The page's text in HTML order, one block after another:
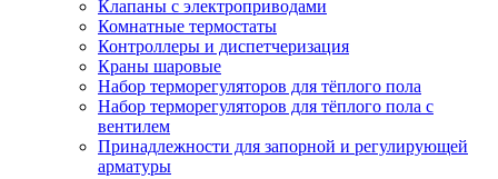
Клапаны с электроприводами
Комнатные термостаты
Контроллеры и диспетчеризация
Краны шаровые
Набор терморегуляторов для тёплого пола
Набор терморегуляторов для тёплого пола с
вентилем
Принадлежности для запорной и регулирующей
арматуры